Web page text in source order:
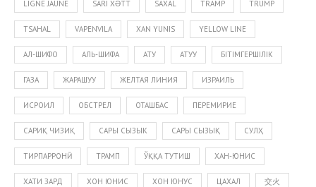
LIGNE JAUNE SARI XƏTT SAXAL TRAMP TRUMP
TSAHAL VAPENVILA XAN YUNIS YELLOW LINE
АЛ-ШИФО АЛЬ-ШИФА АТУ АТУУ БІТІМГЕРШІЛІК
ГАЗА ЖАРАШУУ ЖЕЛТАЯ ЛИНИЯ ИЗРАИЛЬ
ИСРОИЛ ОБСТРЕЛ ОТАШБАС ПЕРЕМИРИЕ
САРИҚ ЧИЗИҚ САРЫ СЫЗЫК САРЫ СЫЗЫҚ СУЛҲ
ТИРПАРРОНӢ ТРАМП ЎҚҚА ТУТИШ ХАН-ЮНИС
ХАТИ ЗАРД ХОН ЮНИС ХОН ЮНУС ЦАХАЛ 交火